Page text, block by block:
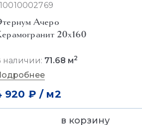
Ачеро
20x160
наличии: 71.68 м2
920 ₽ / м2
в корзину